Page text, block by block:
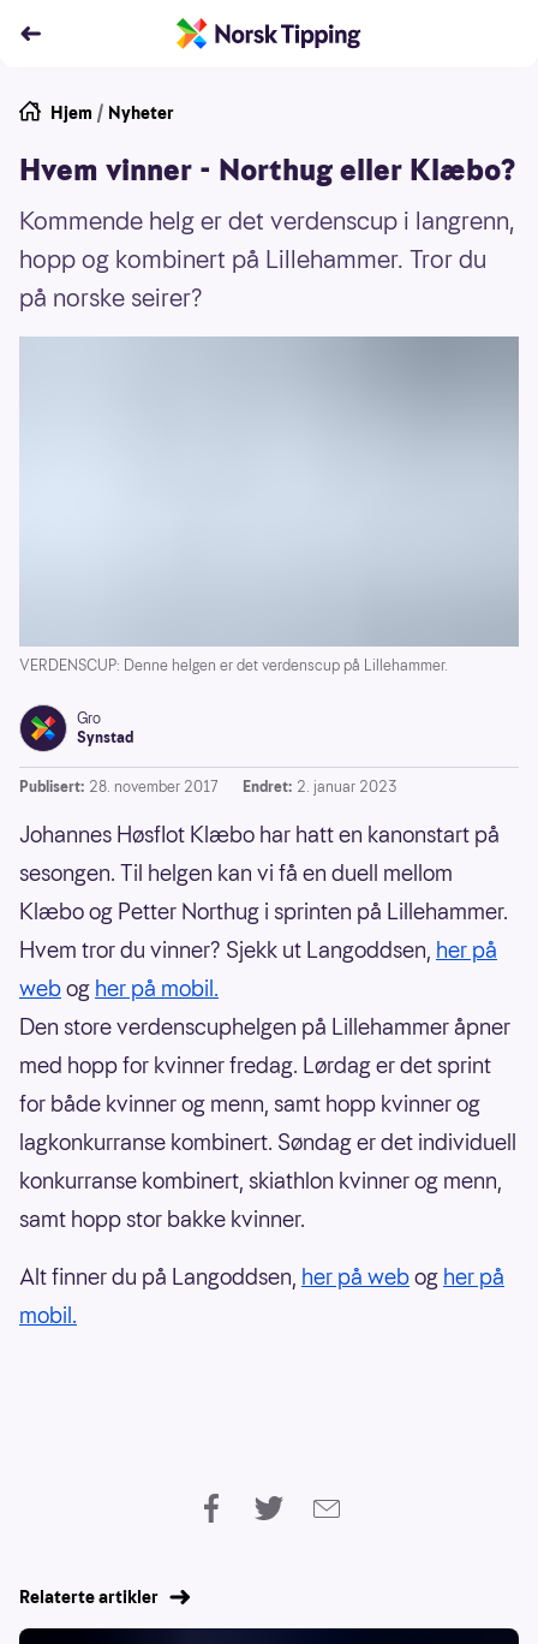
Hjem / Nyheter
Hvem vinner - Northug eller Klæbo?
Kommende helg er det verdenscup i langrenn,
hopp og kombinert på Lillehammer. Tror du
på norske seirer?
VERDENSCUP: Denne helgen er det verdenscup på Lillehammer.
Gro
Synstad
Publisert: 28. november 2017 Endret: 2. januar 2023
Johannes Høsflot Klæbo har hatt en kanonstart på
sesongen. Til helgen kan vi få en duell mellom
Klæbo og Petter Northug i sprinten på Lillehammer.
Hvem tror du vinner? Sjekk ut Langoddsen, her på
webog her på mobil.
Den store verdenscuphelgen på Lillehammer åpner
med hopp for kvinner fredag. Lørdag er det sprint
for både kvinner og menn, samt hopp kvinner og
lagkonkurranse kombinert. Søndag er det individuell
konkurranse kombinert, skiathlon kvinner og menn,
samt hopp stor bakke kvinner.
Alt finner du på Langoddsen, her på webog her på
mobil.
Relaterte artikler